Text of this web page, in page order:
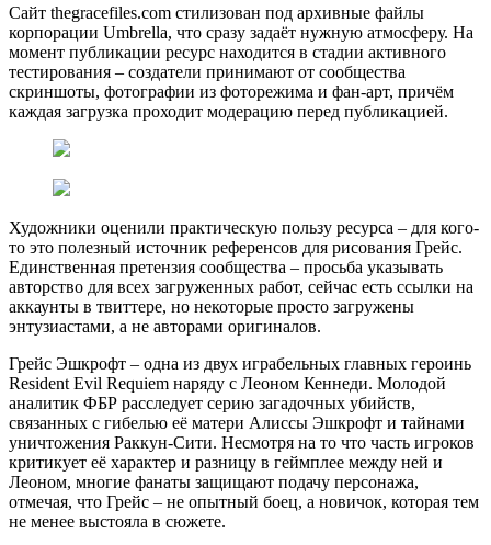
Сайт thegracefiles.com стилизован под архивные файлы
корпорации Umbrella, что сразу задаёт нужную атмосферу. На
момент публикации ресурс находится в стадии активного
тестирования – создатели принимают от сообщества
скриншоты, фотографии из фоторежима и фан-арт, причём
каждая загрузка проходит модерацию перед публикацией.
Художники оценили практическую пользу ресурса – для кого-
то это полезный источник референсов для рисования Грейс.
Единственная претензия сообщества – просьба указывать
авторство для всех загруженных работ, сейчас есть ссылки на
аккаунты в твиттере, но некоторые просто загружены
энтузиастами, а не авторами оригиналов.
Грейс Эшкрофт – одна из двух играбельных главных героинь
Resident Evil Requiem наряду с Леоном Кеннеди. Молодой
аналитик ФБР расследует серию загадочных убийств,
связанных с гибелью её матери Алиссы Эшкрофт и тайнами
уничтожения Раккун-Сити. Несмотря на то что часть игроков
критикует её характер и разницу в геймплее между ней и
Леоном, многие фанаты защищают подачу персонажа,
отмечая, что Грейс – не опытный боец, а новичок, которая тем
не менее выстояла в сюжете.